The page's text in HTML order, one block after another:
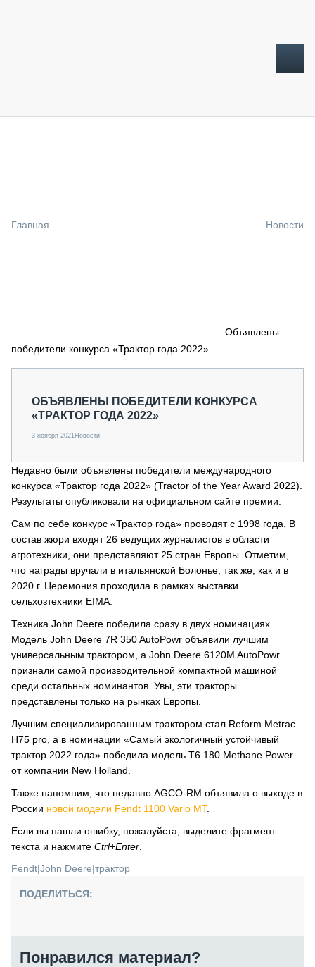
СПЕЦПРОЕКТЫ
О ПРОЕКТЕ
Главная Новости
Объявлены
победители конкурса «Трактор года 2022»
ОБЪЯВЛЕНЫ ПОБЕДИТЕЛИ КОНКУРСА
«ТРАКТОР ГОДА 2022»
3 ноября 2021Новости
Недавно были объявлены победители международного
конкурса «Трактор года 2022» (Tractor of the Year Award 2022).
Результаты опубликовали на официальном сайте премии.
Сам по себе конкурс «Трактор года» проводят с 1998 года. В
состав жюри входят 26 ведущих журналистов в области
агротехники, они представляют 25 стран Европы. Отметим,
что награды вручали в итальянской Болонье, так же, как и в
2020 г. Церемония проходила в рамках выставки
сельхозтехники EIMA.
Техника John Deere победила сразу в двух номинациях.
Модель John Deere 7R 350 AutoPowr объявили лучшим
универсальным трактором, а John Deere 6120M AutoPowr
признали самой производительной компактной машиной
среди остальных номинантов. Увы, эти тракторы
представлены только на рынках Европы.
Лучшим специализированным трактором стал Reform Metrac
H75 pro, а в номинации «Самый экологичный устойчивый
трактор 2022 года» победила модель Т6.180 Methane Power
от компании New Holland.
Также напомним, что недавно AGCO-RM объявила о выходе в
России новой модели Fendt 1100 Vario MT.
Если вы нашли ошибку, пожалуйста, выделите фрагмент
текста и нажмите Ctrl+Enter
Fendt|John Deere|трактор
ПОДЕЛИТЬСЯ:
Понравился материал?